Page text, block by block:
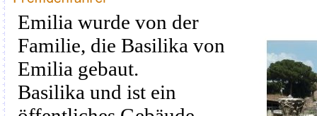
Emilia wurde von der
Familie, die Basilika von
Emilia gebaut.
Basilika und ist ein